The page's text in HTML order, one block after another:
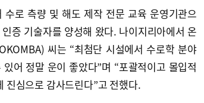
로 측량 및 해도 제작 전문 교육 운영기관으
증 기술자를 양성해 왔다. 나이지리아에서 온
씨는 “최첨단 시설에서 수로학 분야
어 정말 운이 좋았다”며 “포괄적이고 몰입적
진심으로 감사드린다”고 전했다.